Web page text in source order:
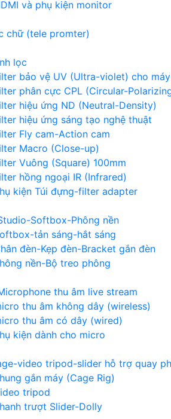
và phụ kiện monitor
chữ (tele promter)
lọc
bảo vệ UV (Ultra-violet) cho
phân cực CPL (Circular-
hiệu ứng ND (Neutral-Density)
hiệu ứng sáng tạo nghệ thuật
Fly cam-Action cam
Macro (Close-up)
Vuông (Square) 100mm
hồng ngoại IR (Infrared)
kiện Túi đựng-filter adapter
Softbox-Phông nền
tản sáng-hắt sáng
đèn-Kẹp đèn-Bracket gắn đèn
nền-Bộ treo phông
thu âm live stream
thu âm không dây (wireless)
thu âm có dây (wired)
kiện dành cho micro
video tripod-slider hỗ trợ quay
gắn máy (Cage Rig)
tripod
trượt Slider-Dolly